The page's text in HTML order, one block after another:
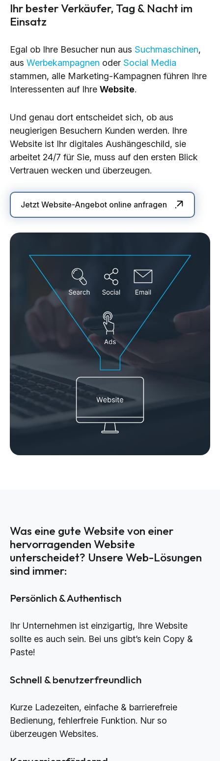
Ihr bester Verkäufer, Tag & Nacht im
Einsatz
Egal ob Ihre Besucher nun aus Suchmaschinen,
aus Werbekampagnen oder Social Media
stammen, alle Marketing-Kampagnen führen Ihre
Interessenten auf Ihre Website.
Und genau dort entscheidet sich, ob aus
neugierigen Besuchern Kunden werden. Ihre
Website ist Ihr digitales Aushängeschild, sie
arbeitet 24/7 für Sie, muss auf den ersten Blick
Vertrauen wecken und überzeugen.
Jetzt Website-Angebot online anfragen
Was eine gute Website von einer
hervorragenden Website
unterscheidet? Unsere Web-Lösungen
sind immer:
Persönlich & Authentisch
Ihr Unternehmen ist einzigartig, Ihre Website
sollte es auch sein. Bei uns gibt’s kein Copy &
Paste!
Schnell & benutzerfreundlich
Kurze Ladezeiten, einfache & barrierefreie
Bedienung, fehlerfreie Funktion. Nur so
überzeugen Websites.